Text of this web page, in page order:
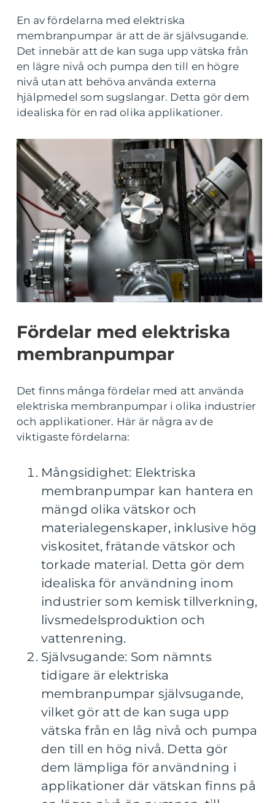
En av fördelarna med elektriska
membranpumpar är att de är självsugande.
Det innebär att de kan suga upp vätska från
en lägre nivå och pumpa den till en högre
nivå utan att behöva använda externa
hjälpmedel som sugslangar. Detta gör dem
idealiska för en rad olika applikationer.
Fördelar med elektriska
membranpumpar
Det finns många fördelar med att använda
elektriska membranpumpar i olika industrier
och applikationer. Här är några av de
viktigaste fördelarna:
Mångsidighet: Elektriska
membranpumpar kan hantera en
mängd olika vätskor och
materialegenskaper, inklusive hög
viskositet, frätande vätskor och
torkade material. Detta gör dem
idealiska för användning inom
industrier som kemisk tillverkning,
livsmedelsproduktion och
vattenrening.
Självsugande: Som nämnts
tidigare är elektriska
membranpumpar självsugande,
vilket gör att de kan suga upp
vätska från en låg nivå och pumpa
den till en hög nivå. Detta gör
dem lämpliga för användning i
applikationer där vätskan finns på